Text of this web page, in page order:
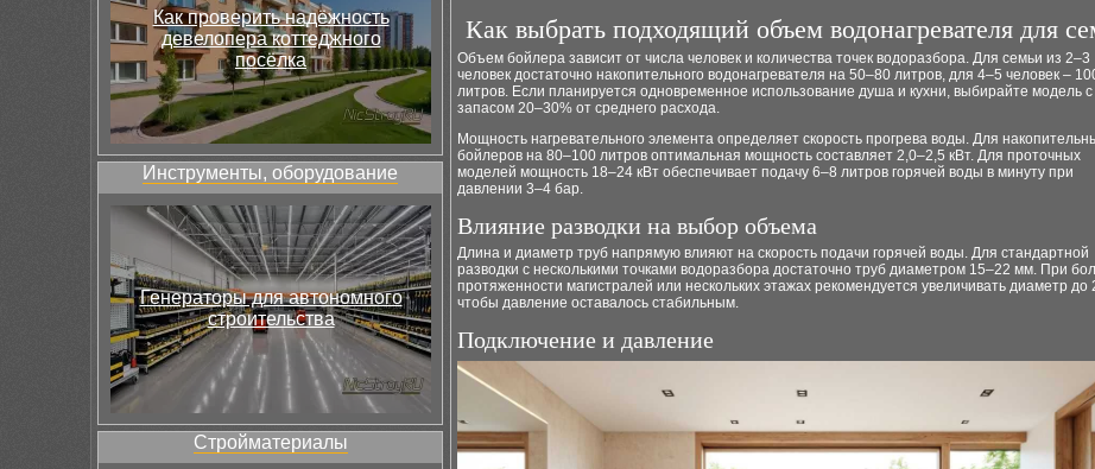
Как проверить надёжность
девелопера коттеджного
посёлка
Инструменты, оборудование
Генераторы для автономного
строительства
Стройматериалы
Как выбрать подходящий объем водонагревателя для
Объем бойлера зависит от числа человек и количества точек водоразбора. Для семьи из 2–3
человек достаточно накопительного водонагревателя на 50–80 литров, для 4–5 человек –
литров. Если планируется одновременное использование душа и кухни, выбирайте модель с
запасом 20–30% от среднего расхода.
Мощность нагревательного элемента определяет скорость прогрева воды. Для
бойлеров на 80–100 литров оптимальная мощность составляет 2,0–2,5 кВт. Для проточных
моделей мощность 18–24 кВт обеспечивает подачу 6–8 литров горячей воды в минуту при
давлении 3–4 бар.
Влияние разводки на выбор объема
Длина и диаметр труб напрямую влияют на скорость подачи горячей воды. Для стандартной
разводки с несколькими точками водоразбора достаточно труб диаметром 15–22 мм. При
протяженности магистралей или нескольких этажах рекомендуется увеличивать диаметр до
чтобы давление оставалось стабильным.
Подключение и давление